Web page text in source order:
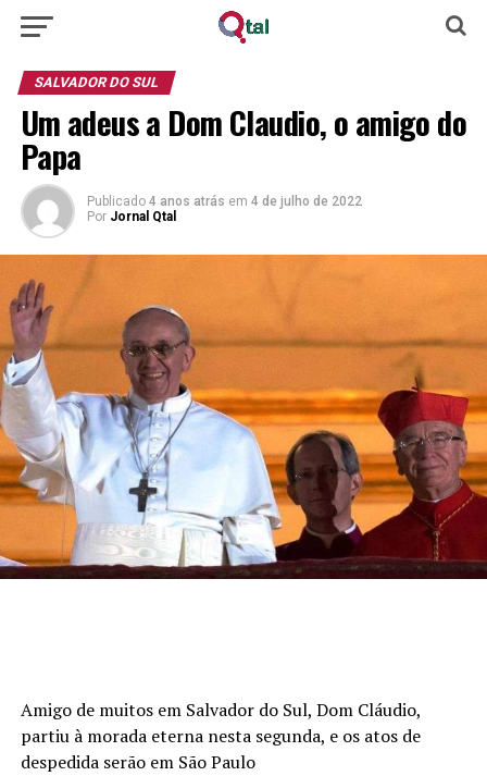
SALVADOR DO SUL
Um adeus a Dom Claudio, o amigo do
Papa
Publicado 4 anos atrás em 4 de julho de 2022
Por Jornal Qtal
Amigo de muitos em Salvador do Sul, Dom Cláudio,
partiu à morada eterna nesta segunda, e os atos de
despedida serão em São Paulo